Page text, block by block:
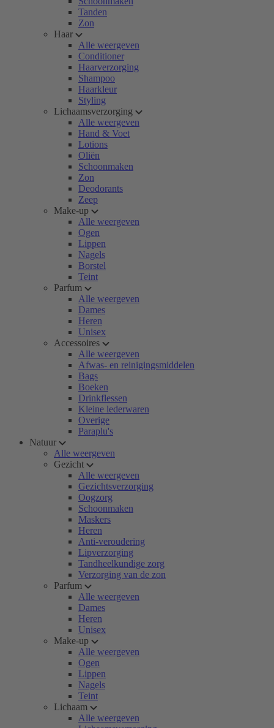
Tanden
Zon
Haar
Alle weergeven
Conditioner
Haarverzorging
Shampoo
Haarkleur
Styling
Lichaamsverzorging
Alle weergeven
Hand & Voet
Lotions
Oliën
Schoonmaken
Zon
Deodorants
Zeep
Make-up
Alle weergeven
Ogen
Lippen
Nagels
Borstel
Teint
Parfum
Alle weergeven
Dames
Heren
Unisex
Accessoires
Alle weergeven
Afwas- en reinigingsmiddelen
Bags
Boeken
Drinkflessen
Kleine lederwaren
Overige
Paraplu's
Natuur
Alle weergeven
Gezicht
Alle weergeven
Gezichtsverzorging
Oogzorg
Schoonmaken
Maskers
Heren
Anti-veroudering
Lipverzorging
Tandheelkundige zorg
Verzorging van de zon
Parfum
Alle weergeven
Dames
Heren
Unisex
Make-up
Alle weergeven
Ogen
Lippen
Nagels
Teint
Lichaam
Alle weergeven